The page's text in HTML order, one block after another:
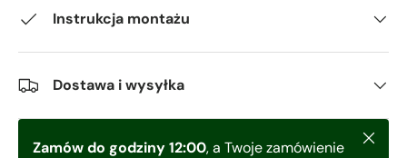
Instrukcja montażu
Dostawa i wysyłka
Zamów do godziny 12:00, a Twoje zamówienie